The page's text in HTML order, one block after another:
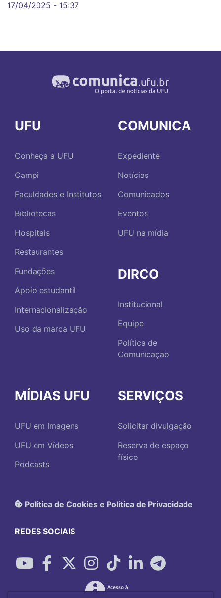
17/04/2025 - 15:37
UFU
Conheça a UFU
Campi
Faculdades e Institutos
Bibliotecas
Hospitais
Restaurantes
Fundações
Apoio estudantil
Internacionalização
Uso da marca UFU
COMUNICA
Expediente
Notícias
Comunicados
Eventos
UFU na mídia
DIRCO
Institucional
Equipe
Política de
Comunicação
MÍDIAS UFU
UFU em Imagens
UFU em Vídeos
Podcasts
SERVIÇOS
Solicitar divulgação
Reserva de espaço
físico
Política de Cookies e Política de Privacidade
REDES SOCIAIS